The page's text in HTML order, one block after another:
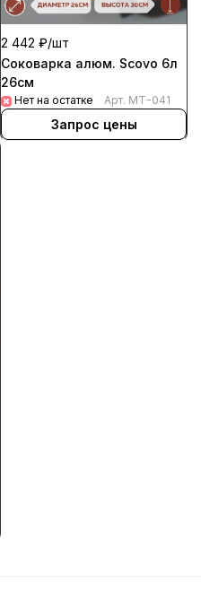
2 442 ₽/шт
Соковарка алюм. Scovo 6л
26см
Нет на остатке Арт. МТ-041
Запрос цены